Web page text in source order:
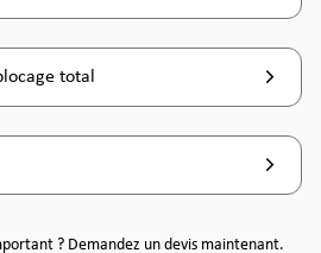
total
? Demandez un devis maintenant.